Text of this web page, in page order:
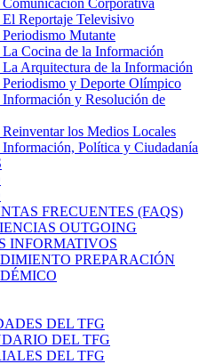
El Reportaje Televisivo
Periodismo Mutante
La Cocina de la Información
La Arquitectura de la Información
Periodismo y Deporte Olímpico
Información y Resolución de
Reinventar los Medios Locales
Información, Política y Ciudadanía
FRECUENTES (FAQS)
OUTGOING
INFORMATIVOS
PREPARACIÓN
DEL TFG
DEL TFG
DEL TFG